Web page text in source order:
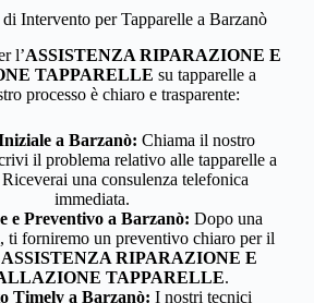
Intervento per Tapparelle a Barzanò
l’ASSISTENZA RIPARAZIONE E
TAPPARELLE su tapparelle a
processo è chiaro e trasparente:
a Barzanò: Chiama il nostro
il problema relativo alle tapparelle a
una consulenza telefonica
immediata.
e Preventivo a Barzanò: Dopo una
ti forniremo un preventivo chiaro per il
ASSISTENZA RIPARAZIONE E
TAPPARELLE.
Timely a Barzanò: I nostri tecnici